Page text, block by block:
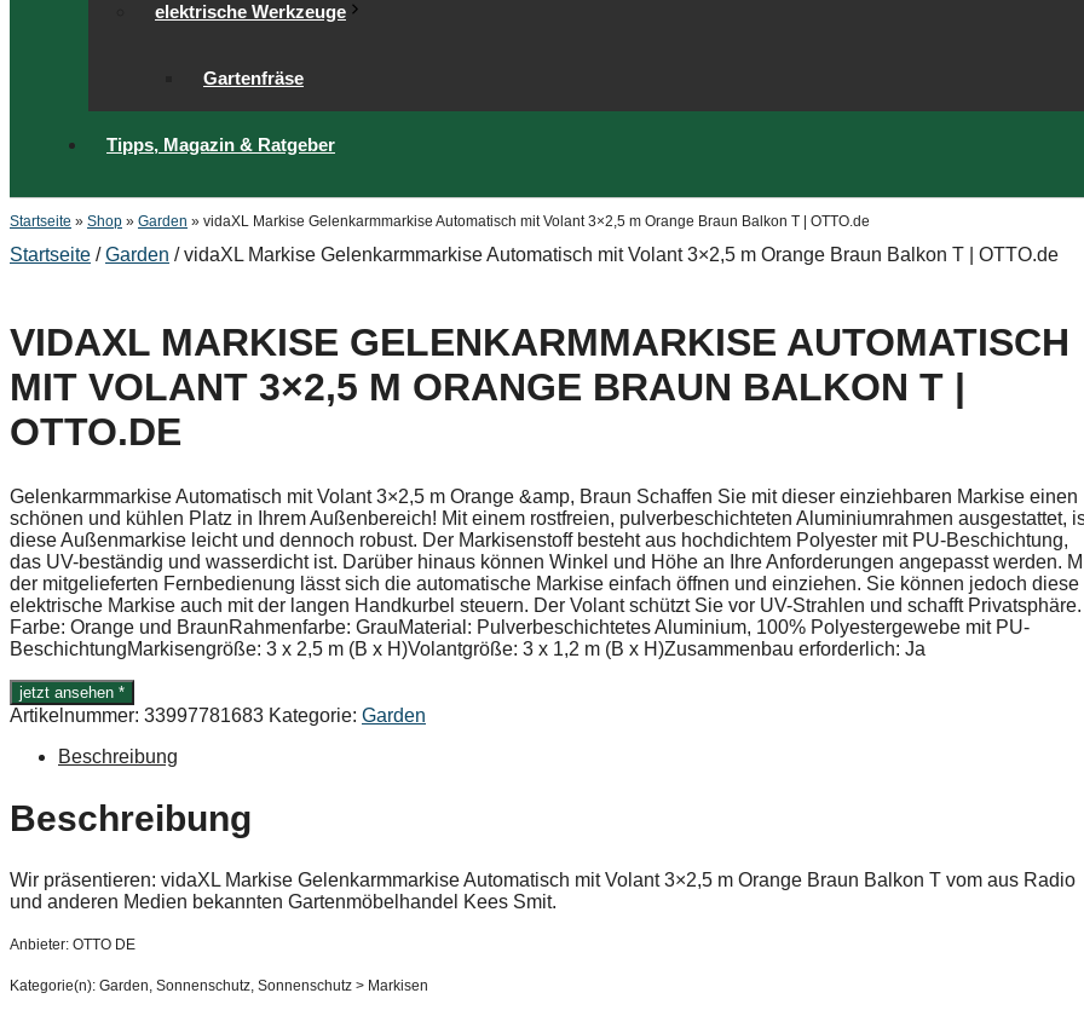
elektrische Werkzeuge
Gartenfräse
Tipps, Magazin & Ratgeber
Startseite » Shop » Garden » vidaXL Markise Gelenkarmmarkise Automatisch mit Volant 3×2,5 m Orange Braun Balkon T | OTTO.de
Startseite /Garden / vidaXL Markise Gelenkarmmarkise Automatisch mit Volant 3×2,5 m Orange Braun Balkon T | OTTO.de
VIDAXL MARKISE GELENKARMMARKISE AUTOMATISCH
MIT VOLANT 3×2,5 M ORANGE BRAUN BALKON T |
OTTO.DE
Gelenkarmmarkise Automatisch mit Volant 3×2,5 m Orange &amp, Braun Schaffen Sie mit dieser einziehbaren Markise einen
schönen und kühlen Platz in Ihrem Außenbereich! Mit einem rostfreien, pulverbeschichteten Aluminiumrahmen ausgestattet,
diese Außenmarkise leicht und dennoch robust. Der Markisenstoff besteht aus hochdichtem Polyester mit PU-Beschichtung,
das UV-beständig und wasserdicht ist. Darüber hinaus können Winkel und Höhe an Ihre Anforderungen angepasst werden.
der mitgelieferten Fernbedienung lässt sich die automatische Markise einfach öffnen und einziehen. Sie können jedoch diese
elektrische Markise auch mit der langen Handkurbel steuern. Der Volant schützt Sie vor UV-Strahlen und schafft Privatsphäre.
Farbe: Orange und BraunRahmenfarbe: GrauMaterial: Pulverbeschichtetes Aluminium, 100% Polyestergewebe mit PU-
BeschichtungMarkisengröße: 3 x 2,5 m (B x H)Volantgröße: 3 x 1,2 m (B x H)Zusammenbau erforderlich: Ja
jetzt ansehen *
Artikelnummer: 33997781683 Kategorie: Garden
Beschreibung
Beschreibung
Wir präsentieren: vidaXL Markise Gelenkarmmarkise Automatisch mit Volant 3×2,5 m Orange Braun Balkon T vom aus Radio
und anderen Medien bekannten Gartenmöbelhandel Kees Smit.
Anbieter: OTTO DE
Kategorie(n): Garden, Sonnenschutz, Sonnenschutz > Markisen